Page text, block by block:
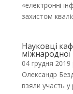
«електронні
захистом
Науковці
міжнародної
04 грудня
Олександр
взяли участь у